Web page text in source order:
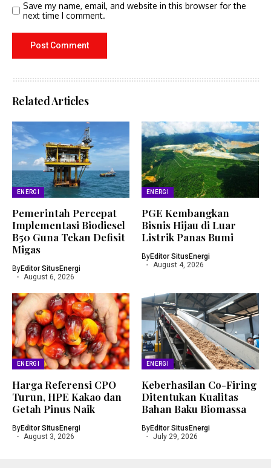
Save my name, email, and website in this browser for the
next time I comment.
Related Articles
ENERGI
Pemerintah Percepat
Implementasi Biodiesel
B50 Guna Tekan Defisit
Migas
ByEditor SitusEnergi
August 6, 2026
ENERGI
PGE Kembangkan
Bisnis Hijau di Luar
Listrik Panas Bumi
ByEditor SitusEnergi
August 4, 2026
ENERGI
Harga Referensi CPO
Turun, HPE Kakao dan
Getah Pinus Naik
ByEditor SitusEnergi
August 3, 2026
ENERGI
Keberhasilan Co-Firing
Ditentukan Kualitas
Bahan Baku Biomassa
ByEditor SitusEnergi
July 29, 2026